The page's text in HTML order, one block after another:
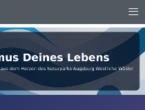
≡